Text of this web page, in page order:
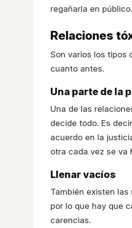
regañarla en público.
Relaciones
Son varios los tipos
cuanto antes.
Una parte de la
Una de las
decide todo. Es
acuerdo en la
otra cada vez se va
Llenar vacíos
También existen las
por lo que hay que
carencias.